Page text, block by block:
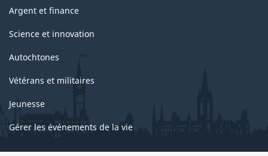
Argent et finance
Science et innovation
Autochtones
Vétérans et militaires
Jeunesse
Gérer les événements de la vie